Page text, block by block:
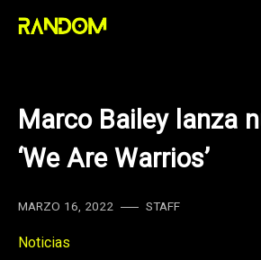
Skip
Marco Bailey lanza
‘We Are Warrios’
MARZO 16, 2022 STAFF
Noticias